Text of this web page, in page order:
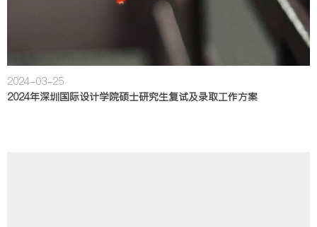
2024-03-25
2024年深圳国际设计学院硕士研究生复试及录取工作方案